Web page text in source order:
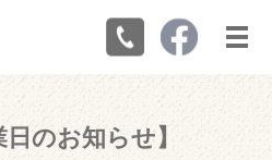
メ
日のお知らせ】